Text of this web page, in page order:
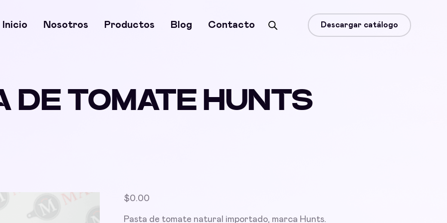
Inicio Nosotros Productos Blog Contacto Descargar catálogo
DE TOMATE HUNTS
$0.00
Pasta de tomate natural importado, marca Hunts.